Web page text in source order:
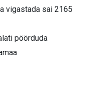
vigastada sai 2165
pöörduda